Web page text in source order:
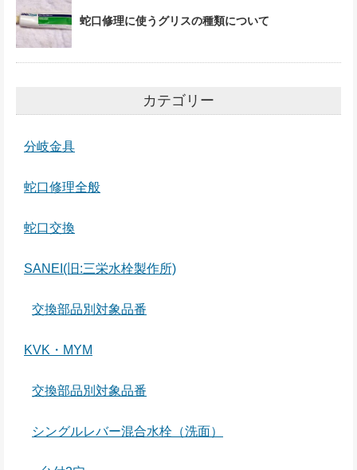
蛇口修理に使うグリスの種類について
カテゴリー
分岐金具
蛇口修理全般
蛇口交換
SANEI(旧:三栄水栓製作所)
交換部品別対象品番
KVK・MYM
交換部品別対象品番
シングルレバー混合水栓（洗面）